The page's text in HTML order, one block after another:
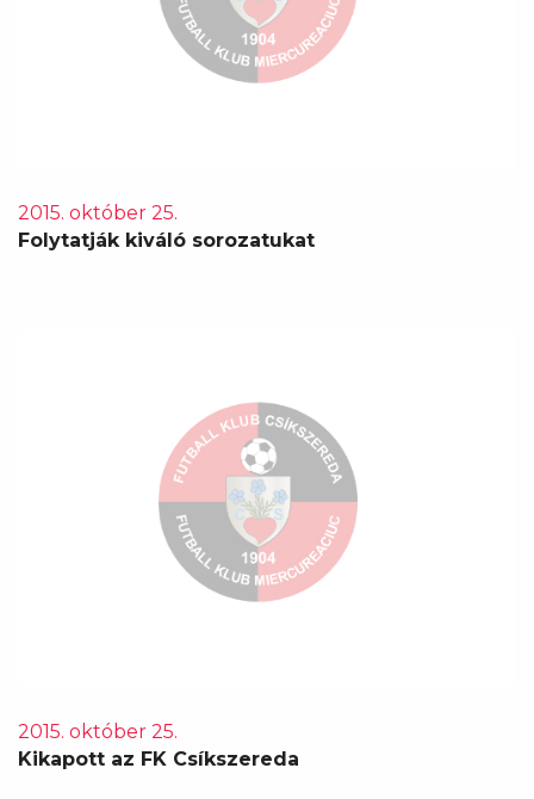
2015. október 25.
Folytatják kiváló sorozatukat
2015. október 25.
Kikapott az FK Csíkszereda